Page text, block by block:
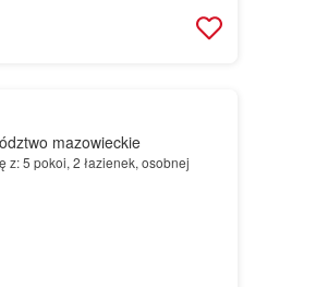
mazowieckie
z: 5 pokoi, 2 łazienek, osobnej